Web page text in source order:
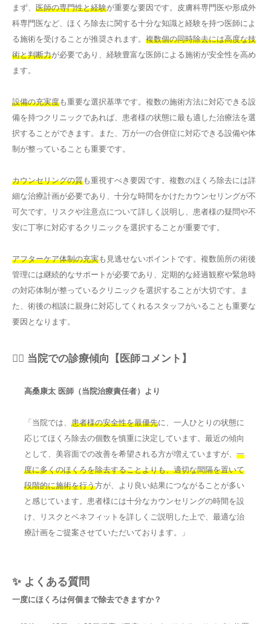
まず、 医師の専門性と経験が重要な要因です。皮膚科専門医や形成外
科専門医など、ほくろ除去に関する十分な知識と経験を持つ医師によ
る施術を受けることが推奨されます。 複数個の同時除去には高度な技
術と判断力が必要であり、経験豊富な医師による施術が安全性を高め
ます。
設備の充実度も重要な選択基準です。複数の施術方法に対応できる設
備を持つクリニックであれば、患者様の状態に最も適した治療法を選
択することができます。また、万が一の合併症に対応できる設備や体
制が整っていることも重要です。
カウンセリングの質も重視すべき要因です。複数のほくろ除去には詳
細な治療計画が必要であり、十分な時間をかけたカウンセリングが不
可欠です。リスクや注意点について詳しく説明し、患者様の疑問や不
安に丁寧に対応するクリニックを選択することが重要です。
アフターケア体制の充実も見逃せないポイントです。複数箇所の術後
管理には継続的なサポートが必要であり、定期的な経過観察や緊急時
の対応体制が整っているクリニックを選択することが大切です。ま
た、術後の相談に親身に対応してくれるスタッフがいることも重要な
要因となります。
👨‍⚕️ 当院での診療傾向【医師コメント】
高桑康太 医師（当院治療責任者）より
「当院では、 患者様の安全性を最優先に、一人ひとりの状態に
応じてほくろ除去の個数を慎重に決定しています。最近の傾向
として、美容面での改善を希望される方が増えていますが、 一
度に多くのほくろを除去することよりも、適切な間隔を置いて
段階的に施術を行う方が、より良い結果につながることが多い
と感じています。患者様には十分なカウンセリングの時間を設
け、リスクとベネフィットを詳しくご説明した上で、最適な治
療計画をご提案させていただいております。」
✨ よくある質問
一度にほくろは何個まで除去できますか？